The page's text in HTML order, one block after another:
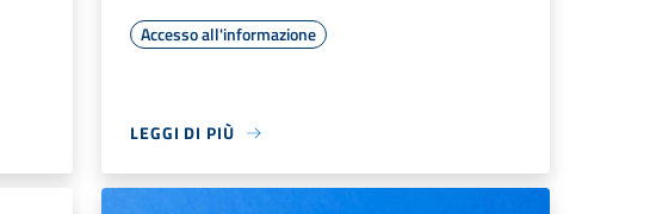
Accesso all'informazione
LEGGI DI PIÙ